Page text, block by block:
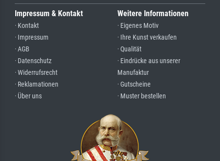
Impressum & Kontakt
· Kontakt
· Impressum
· AGB
· Datenschutz
· Widerrufsrecht
· Reklamationen
· Über uns
Weitere Informationen
· Eigenes Motiv
· Ihre Kunst verkaufen
· Qualität
· Eindrücke aus unserer
Manufaktur
· Gutscheine
· Muster bestellen